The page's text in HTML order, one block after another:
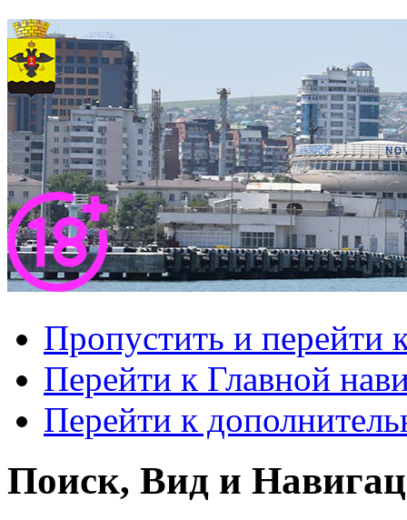
Пропустить и перейти
Перейти к Главной
Перейти к
Поиск, Вид и